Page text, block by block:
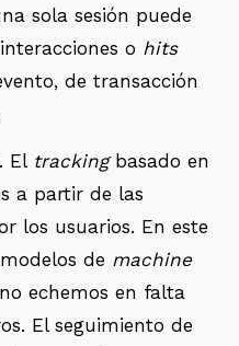
sola sesión puede
o hits
de transacción
. El trackingbasado en
a partir de las
los usuarios. En este
de machine
echemos en falta
El seguimiento de